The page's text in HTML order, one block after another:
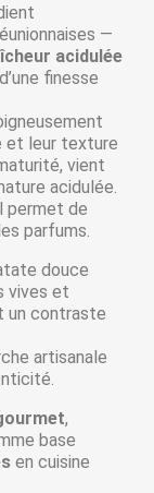
—
acidulée
finesse
et leur texture
vient
acidulée.
permet de
parfums.
douce
vives et
un contraste
artisanale
,
base
en cuisine